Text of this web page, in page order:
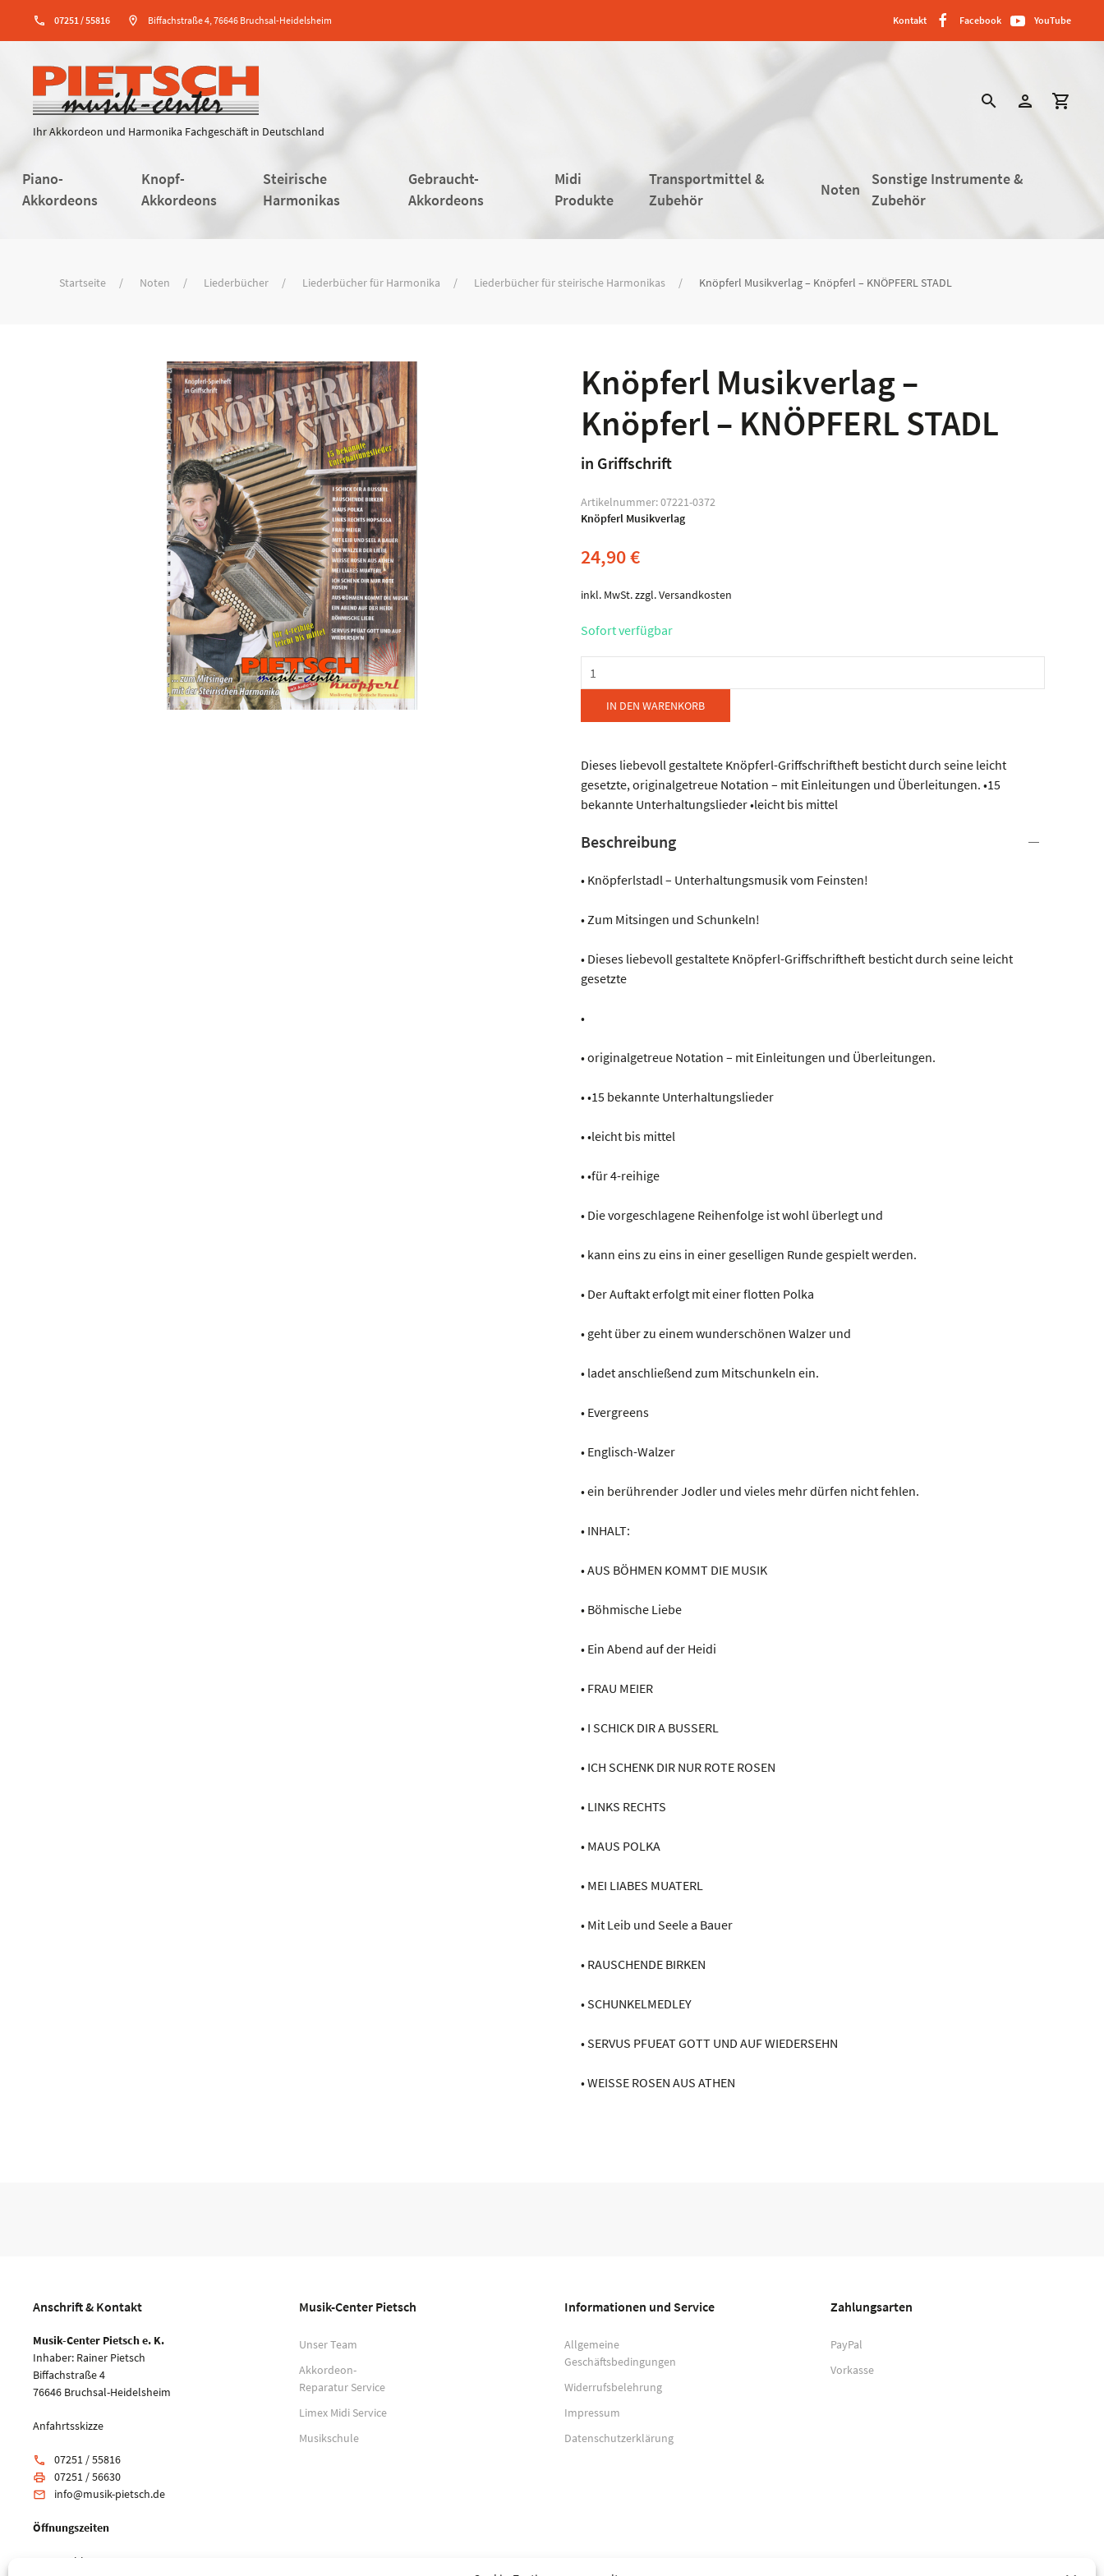
phone 07251 / 55816 location_on Biffachstraße 4, 76646 Bruchsal-Heidelsheim Kontakt Facebook YouTube
Ihr Akkordeon und Harmonika Fachgeschäft in Deutschland
search person shopping_cart
Piano-
Akkordeons
Knopf-
Akkordeons
Steirische
Harmonikas
Gebraucht-
Akkordeons
Midi
Produkte
Transportmittel &
Zubehör
Noten
Sonstige Instrumente &
Zubehör
Startseite Noten Liederbücher Liederbücher für Harmonika Liederbücher für steirische Harmonikas Knöpferl Musikverlag – Knöpferl – KNÖPFERL STADL
Knöpferl Musikverlag –
Knöpferl – KNÖPFERL STADL
in Griffschrift
Artikelnummer:07221-0372
Knöpferl Musikverlag
24,90€
inkl. MwSt.zzgl.Versandkosten
Sofort verfügbar
Knöpferl
Musikverlag
Knöpferl
KNÖPFERL
STADL
Menge
IN DEN WARENKORB
Dieses liebevoll gestaltete Knöpferl-Griffschriftheft besticht durch seine leicht
gesetzte, originalgetreue Notation – mit Einleitungen und Überleitungen. •15
bekannte Unterhaltungslieder •leicht bis mittel
Beschreibung
• Knöpferlstadl – Unterhaltungsmusik vom Feinsten!
• Zum Mitsingen und Schunkeln!
• Dieses liebevoll gestaltete Knöpferl-Griffschriftheft besticht durch seine leicht
gesetzte
•
• originalgetreue Notation – mit Einleitungen und Überleitungen.
• •15 bekannte Unterhaltungslieder
• •leicht bis mittel
• •für 4-reihige
• Die vorgeschlagene Reihenfolge ist wohl überlegt und
• kann eins zu eins in einer geselligen Runde gespielt werden.
• Der Auftakt erfolgt mit einer flotten Polka
• geht über zu einem wunderschönen Walzer und
• ladet anschließend zum Mitschunkeln ein.
• Evergreens
• Englisch-Walzer
• ein berührender Jodler und vieles mehr dürfen nicht fehlen.
• INHALT:
• AUS BÖHMEN KOMMT DIE MUSIK
• Böhmische Liebe
• Ein Abend auf der Heidi
• FRAU MEIER
• I SCHICK DIR A BUSSERL
• ICH SCHENK DIR NUR ROTE ROSEN
• LINKS RECHTS
• MAUS POLKA
• MEI LIABES MUATERL
• Mit Leib und Seele a Bauer
• RAUSCHENDE BIRKEN
• SCHUNKELMEDLEY
• SERVUS PFUEAT GOTT UND AUF WIEDERSEHN
• WEISSE ROSEN AUS ATHEN
Anschrift & Kontakt
Musik-Center Pietsch e. K.
Inhaber: Rainer Pietsch
Biffachstraße 4
76646 Bruchsal-Heidelsheim
Anfahrtsskizze
phone 07251 / 55816
print 07251 / 56630
email info@musik-pietsch.de
Öffnungszeiten
Mo: geschlossen
Musik-Center Pietsch
Unser Team
Akkordeon-
Reparatur Service
Limex Midi Service
Musikschule
Informationen und Service
Allgemeine
Geschäftsbedingungen
Widerrufsbelehrung
Impressum
Datenschutzerklärung
Zahlungsarten
PayPal
Vorkasse